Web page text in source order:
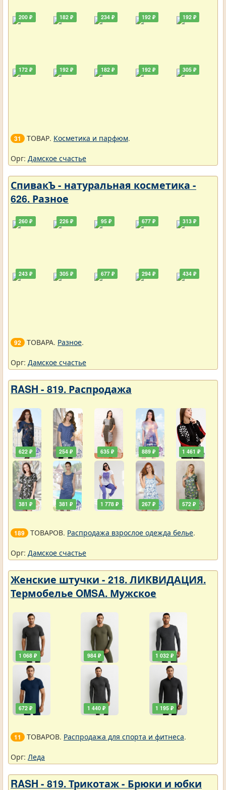
200 ₽
172 ₽
182 ₽
192 ₽
234 ₽
182 ₽
192 ₽
192 ₽
192 ₽
305 ₽
31 ТОВАР. Косметика и парфюм.
Орг: Дамское счастье
СпивакЪ - натуральная косметика -
626. Разное
260 ₽
243 ₽
226 ₽
305 ₽
95 ₽
677 ₽
677 ₽
294 ₽
313 ₽
434 ₽
92 ТОВАРА. Разное.
Орг: Дамское счастье
RASH - 819. Распродажа
622 ₽
381 ₽
254 ₽
381 ₽
635 ₽
1 778 ₽
889 ₽
267 ₽
1 461 ₽
572 ₽
189 ТОВАРОВ. Распродажа взрослое одежда белье.
Орг: Дамское счастье
Женские штучки - 218. ЛИКВИДАЦИЯ.
Термобелье OMSA. Мужское
1 068 ₽
672 ₽
984 ₽
1 440 ₽
1 032 ₽
1 195 ₽
11 ТОВАРОВ. Распродажа для спорта и фитнеса.
Орг: Леда
RASH - 819. Трикотаж - Брюки и юбки